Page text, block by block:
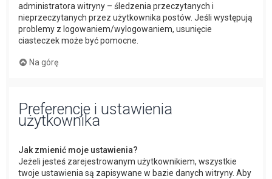
administratora witryny – śledzenia przeczytanych i
nieprzeczytanych przez użytkownika postów. Jeśli występują
problemy z logowaniem/wylogowaniem, usunięcie
ciasteczek może być pomocne.
Na górę
Preferencje i ustawienia
użytkownika
Jak zmienić moje ustawienia?
Jeżeli jesteś zarejestrowanym użytkownikiem, wszystkie
twoje ustawienia są zapisywane w bazie danych witryny. Aby